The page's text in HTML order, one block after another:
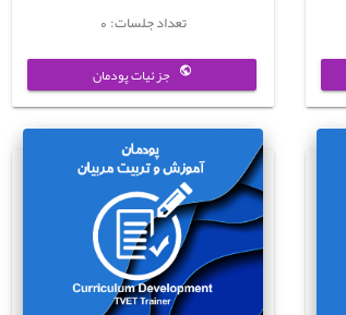
تعداد جلسات: 0
جزئیات پودمان